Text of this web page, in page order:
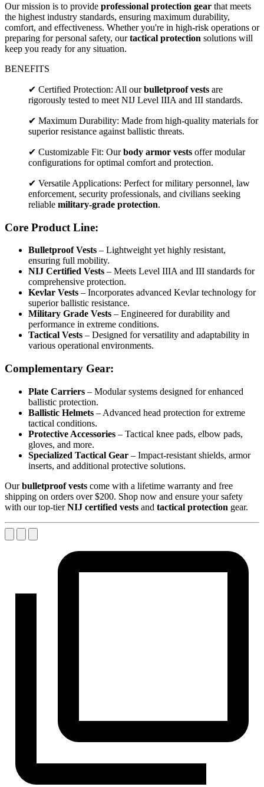
Our mission is to provide professional protection gear that meets
the highest industry standards, ensuring maximum durability,
comfort, and effectiveness. Whether you're in high-risk operations or
preparing for personal safety, ourtactical protection solutions will
keep you ready for any situation.
BENEFITS
✔ Certified Protection: All ourbulletproof vests are
rigorously tested to meet NIJ Level IIIA and III standards.
✔ Maximum Durability: Made from high-quality materials for
superior resistance against ballistic threats.
✔ Customizable Fit: Ourbody armor vests offer modular
configurations for optimal comfort and protection.
✔ Versatile Applications: Perfect for military personnel, law
enforcement, security professionals, and civilians seeking
reliable military-grade protection.
Core Product Line:
Bulletproof Vests – Lightweight yet highly resistant,
ensuring full mobility.
NIJ Certified Vests – Meets Level IIIA and III standards for
comprehensive protection.
Kevlar Vests – Incorporates advanced Kevlar technology for
superior ballistic resistance.
Military Grade Vests – Engineered for durability and
performance in extreme conditions.
Tactical Vests – Designed for versatility and adaptability in
various operational environments.
Complementary Gear:
Plate Carriers – Modular systems designed for enhanced
ballistic protection.
Ballistic Helmets – Advanced head protection for extreme
tactical conditions.
Protective Accessories – Tactical knee pads, elbow pads,
gloves, and more.
Specialized Tactical Gear – Impact-resistant shields, armor
inserts, and additional protective solutions.
Ourbulletproof vests come with a lifetime warranty and free
shipping on orders over $200. Shop now and ensure your safety
with our top-tierNIJ certified vests and tactical protection gear.